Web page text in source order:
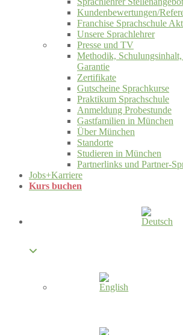
Kundenbewertungen/
Franchise Sprachschule
Unsere Sprachlehrer
Presse und TV
Methodik,
Garantie
Zertifikate
Gutscheine Sprachkurse
Praktikum Sprachschule
Anmeldung Probestunde
Gastfamilien in München
Über München
Standorte
Studieren in München
Partnerlinks und Partner-
Jobs+Karriere
Kurs buchen